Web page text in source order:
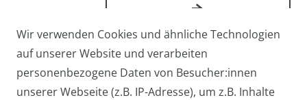
Arbeitstasche / Flugbegleiter /
Pilotentasche Medium
27,95 € *
Wir verwenden Cookies und ähnliche Technologien
auf unserer Website und verarbeiten
personenbezogene Daten von Besucher:innen
unserer Webseite (z.B. IP-Adresse), um z.B. Inhalte